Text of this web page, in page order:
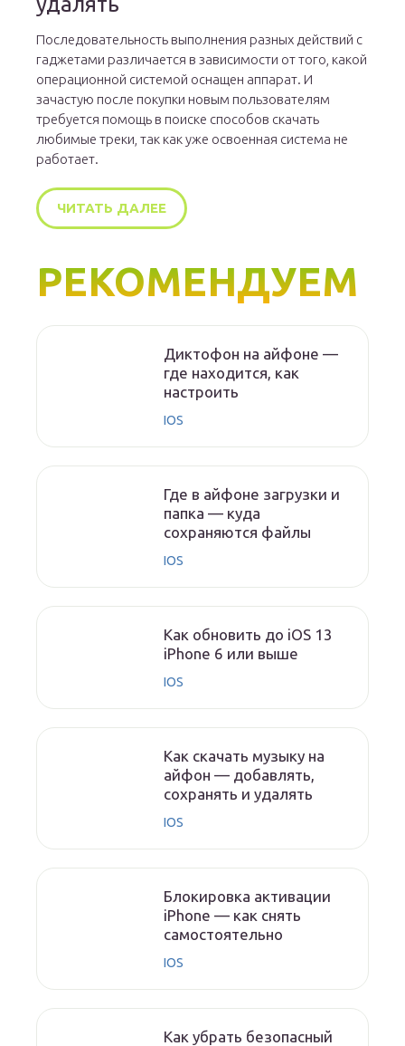
Последовательность выполнения разных действий с
гаджетами различается в зависимости от того, какой
операционной системой оснащен аппарат. И
зачастую после покупки новым пользователям
требуется помощь в поиске способов скачать
любимые треки, так как уже освоенная система не
работает.
ЧИТАТЬ ДАЛЕЕ
РЕКОМЕНДУЕМ
Диктофон на айфоне —
где находится, как
настроить
IOS
Где в айфоне загрузки и
папка — куда
сохраняются файлы
IOS
Как обновить до iOS 13
iPhone 6 или выше
IOS
Как скачать музыку на
айфон — добавлять,
сохранять и удалять
IOS
Блокировка активации
iPhone — как снять
самостоятельно
IOS
Как убрать безопасный